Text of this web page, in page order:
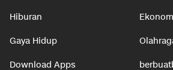
Hiburan
Gaya Hidup
Download Apps